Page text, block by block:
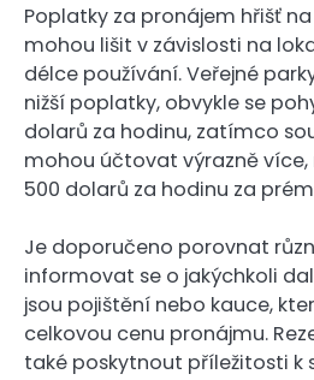
Poplatky za pronájem hřišť
mohou lišit v závislosti na
délce používání. Veřejné
nižší poplatky, obvykle se
dolarů za hodinu, zatímco
mohou účtovat výrazně
500 dolarů za hodinu za
Je doporučeno porovnat
informovat se o jakýchkoli
jsou pojištění nebo kauce,
celkovou cenu pronájmu.
také poskytnout příležitosti k